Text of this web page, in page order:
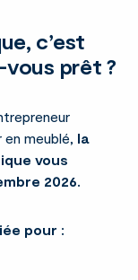
c’est
prêt ?
meublé, la
vous
2026.
pour :